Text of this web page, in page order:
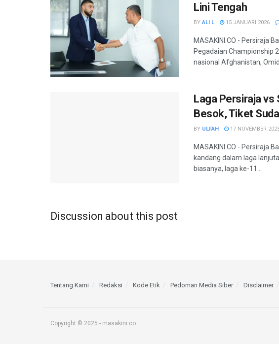
Lini Tengah
BY ALI L 15 JANUARI 2026
MASAKINI.CO - Persiraja
Pegadaian Championship
nasional Afghanistan, Omid
Laga Persiraja vs
Besok, Tiket
BY ULFAH 17 NOVEMBER
MASAKINI.CO - Persiraja
kandang dalam laga
biasanya, laga ke-11...
Discussion about this post
Tentang Kami Redaksi Kode Etik Pedoman Media Siber Disclaimer
Copyright © 2025 - masakini.co